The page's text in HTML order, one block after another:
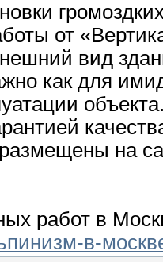
от
вид
как для
на
работ в
в-